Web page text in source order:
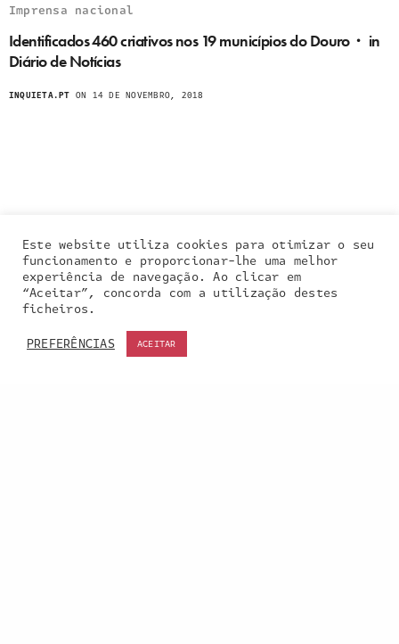
Imprensa nacional
Identificados 460 criativos nos 19 municípios do Douro・ in
Diário de Notícias
INQUIETA.PT ON 14 DE NOVEMBRO, 2018
Este website utiliza cookies para otimizar o seu
funcionamento e proporcionar-lhe uma melhor
experiência de navegação. Ao clicar em
“Aceitar”, concorda com a utilização destes
ficheiros.
PREFERÊNCIAS
ACEITAR
Our site uses cookies. Learn more about our use of
cookies:cookie policy
ACCEPT